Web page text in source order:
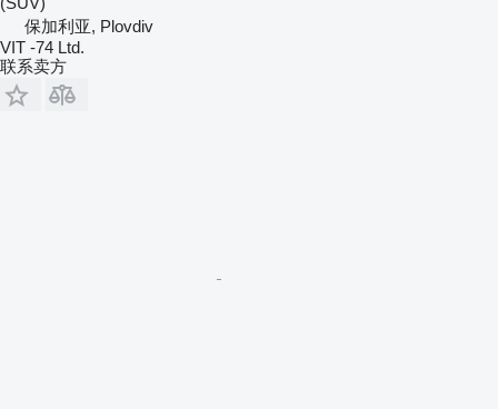
保加利亚, Plovdiv
VIT -74 Ltd.
联系卖方